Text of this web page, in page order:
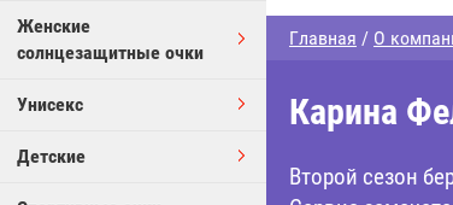
Женские
солнцезащитные очки
Унисекс
Детские
Главная / О
Карина
Второй сезон